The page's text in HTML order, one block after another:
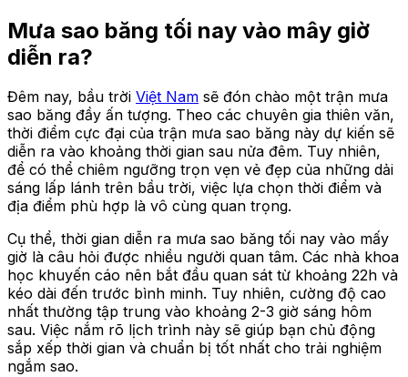
Mưa sao băng tối nay vào mây giờ
diễn ra?
Đêm nay, bầu trời Việt Nam sẽ đón chào một trận mưa
sao băng đầy ấn tượng. Theo các chuyên gia thiên văn,
thời điểm cực đại của trận mưa sao băng này dự kiến sẽ
diễn ra vào khoảng thời gian sau nửa đêm. Tuy nhiên,
để có thể chiêm ngưỡng trọn vẹn vẻ đẹp của những dải
sáng lấp lánh trên bầu trời, việc lựa chọn thời điểm và
địa điểm phù hợp là vô cùng quan trọng.
Cụ thể, thời gian diễn ra mưa sao băng tối nay vào mấy
giờ là câu hỏi được nhiều người quan tâm. Các nhà khoa
học khuyến cáo nên bắt đầu quan sát từ khoảng 22h và
kéo dài đến trước bình minh. Tuy nhiên, cường độ cao
nhất thường tập trung vào khoảng 2-3 giờ sáng hôm
sau. Việc nắm rõ lịch trình này sẽ giúp bạn chủ động
sắp xếp thời gian và chuẩn bị tốt nhất cho trải nghiệm
ngắm sao.